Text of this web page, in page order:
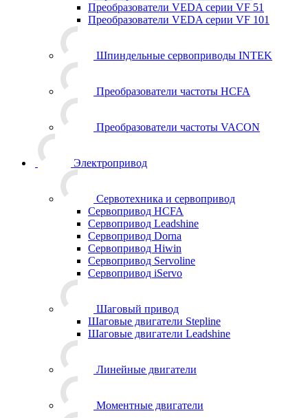
Преобразователи VEDA серии VF 51
Преобразователи VEDA серии VF 101
Шпиндельные сервоприводы INTEK
Преобразователи частоты HCFA
Преобразователи частоты VACON
Электропривод
Сервотехника и сервопривод
Сервопривод HCFA
Сервопривод Leadshine
Сервопривод Dorna
Сервопривод Hiwin
Сервопривод Servoline
Сервопривод iServo
Шаговый привод
Шаговые двигатели Stepline
Шаговые двигатели Leadshine
Линейные двигатели
Моментные двигатели